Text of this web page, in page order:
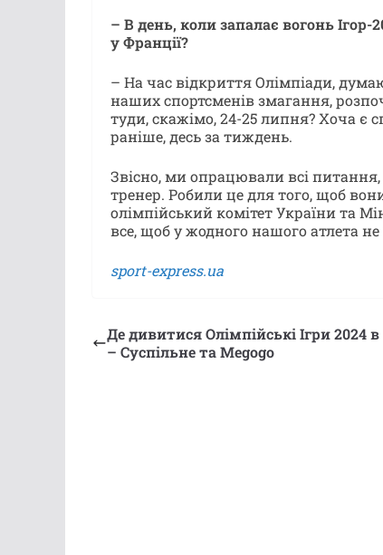
– В день, коли запалає вогонь Ігор-
у Франції?
– На час відкриття Олімпіади,
наших спортсменів змагання,
туди, скажімо, 24-25 липня? Хоча є
раніше, десь за тиждень.
Звісно, ми опрацювали всі питання,
тренер. Робили це для того, щоб
олімпійський комітет України та
все, щоб у жодного нашого атлета
sport-express.ua
Де дивитися Олімпійські Ігри 2024
– Суспільне та Megogo